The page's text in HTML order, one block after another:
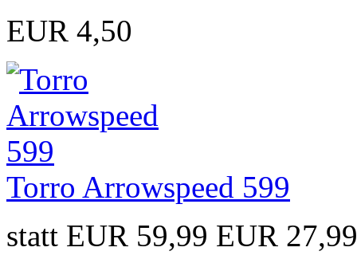
EUR 4,50
Torro Arrowspeed 599
statt EUR 59,99 EUR